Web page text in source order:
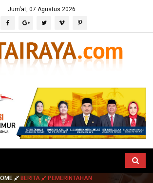
Jum'at, 07 Agustus 2026
BERITA PEMERINTAHAN